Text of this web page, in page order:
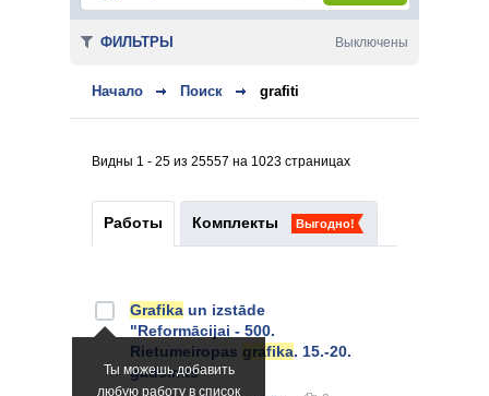
Начало Поиск grafiti
Видны 1 - 25 из 25557 на 1023 страницах
Работы Комплекты Выгодно!
Ты можешь добавить
любую работу в список
Grafika un izstāde
"Reformācijai - 500.
Rietumeiropas grafika. 15.-20.
gadsimts"
ФИЛЬТРЫ Выключены